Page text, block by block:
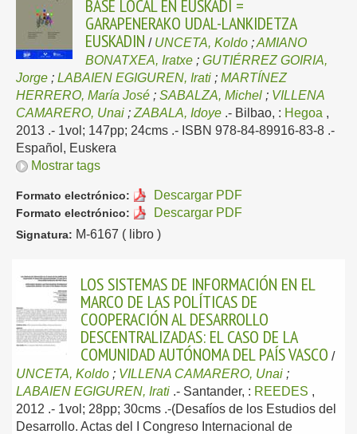
BASE LOCAL EN EUSKADI =
GARAPENERAKO UDAL-LANKIDETZA
EUSKADIN / UNCETA, Koldo ;AMIANO
BONATXEA, Iratxe ; GUTIÉRREZ GOIRIA,
Jorge ; LABAIEN EGIGUREN, Irati ; MARTÍNEZ
HERRERO, María José ; SABALZA, Michel ; VILLENA
CAMARERO, Unai ; ZABALA, Idoye .- Bilbao, : Hegoa ,
2013 .- 1vol; 147pp; 24cms .- ISBN 978-84-89916-83-8 .-
Español, Euskera
Mostrar tags
Formato electrónico: Descargar PDF
Formato electrónico: Descargar PDF
Signatura: M-6167 ( libro )
LOS SISTEMAS DE INFORMACIÓN EN EL
MARCO DE LAS POLÍTICAS DE
COOPERACIÓN AL DESARROLLO
DESCENTRALIZADAS: EL CASO DE LA
COMUNIDAD AUTÓNOMA DEL PAÍS VASCO /
UNCETA, Koldo ; VILLENA CAMARERO, Unai ;
LABAIEN EGIGUREN, Irati .- Santander, : REEDES ,
2012 .- 1vol; 28pp; 30cms .-(Desafíos de los Estudios del
Desarrollo. Actas del I Congreso Internacional de